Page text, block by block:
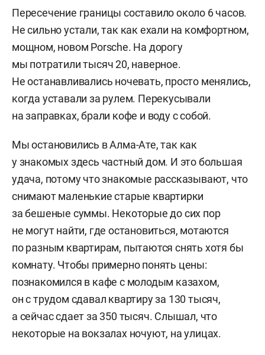
Пересечение границы составило около 6 часов.
Не сильно устали, так как ехали на комфортном,
мощном, новом Porsche. На дорогу
мы потратили тысяч 20, наверное.
Не останавливались ночевать, просто менялись,
когда уставали за рулем. Перекусывали
на заправках, брали кофе и воду с собой.
Мы остановились в Алма-Ате, так как
у знакомых здесь частный дом. И это большая
удача, потому что знакомые рассказывают, что
снимают маленькие старые квартирки
за бешеные суммы. Некоторые до сих пор
не могут найти, где остановиться, мотаются
по разным квартирам, пытаются снять хотя бы
комнату. Чтобы примерно понять цены:
познакомился в кафе с молодым казахом,
он с трудом сдавал квартиру за 130 тысяч,
а сейчас сдает за 350 тысяч. Слышал, что
некоторые на вокзалах ночуют, на улицах.